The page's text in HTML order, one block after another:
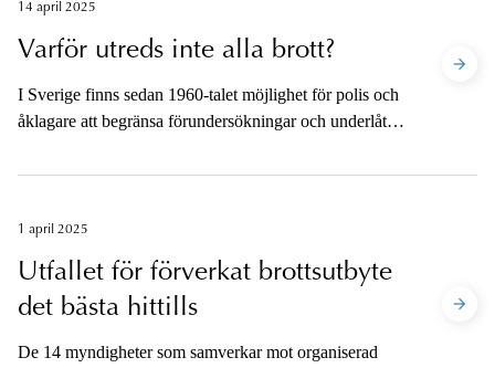
14 april 2025
Varför utreds inte alla brott?
I Sverige finns sedan 1960-talet möjlighet för polis och
åklagare att begränsa förundersökningar och underlåta
om att statens resurser ska användas så effektivt som
1 april 2025
Utfallet för förverkat brottsutbyte
det bästa hittills
De 14 myndigheter som samverkar mot organiserad